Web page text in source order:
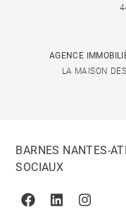
AGENCE
LA MAISON
BARNES NANTES-
SOCIAUX
FacebookLinkedin